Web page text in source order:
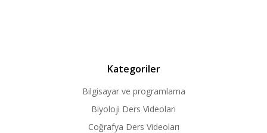
Kategoriler
Bilgisayar ve programlama
Biyoloji Ders Videoları
Coğrafya Ders Videoları